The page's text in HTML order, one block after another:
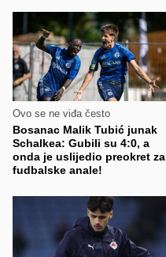
Ovo se ne viđa često
Bosanac Malik Tubić junak
Schalkea: Gubili su 4:0, a
onda je uslijedio preokret za
fudbalske anale!